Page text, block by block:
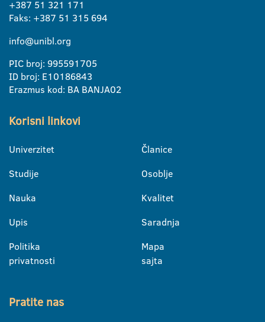
+387 51 321 171
Faks: +387 51 315 694
info@unibl.org
PIC broj: 995591705
ID broj: E10186843
Erazmus kod: BA BANJA02
Korisni linkovi
Univerzitet
Studije
Nauka
Upis
Politika
privatnosti
Članice
Osoblje
Kvalitet
Saradnja
Mapa
sajta
Pratite nas